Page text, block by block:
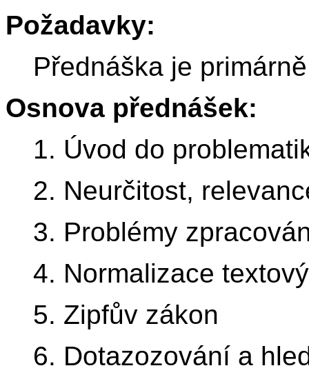
Požadavky:
Přednáška je
Osnova přednášek:
1. Úvod do
2. Neurčitost,
3. Problémy
4. Normalizace
5. Zipfův zákon
6. Dotazozování a